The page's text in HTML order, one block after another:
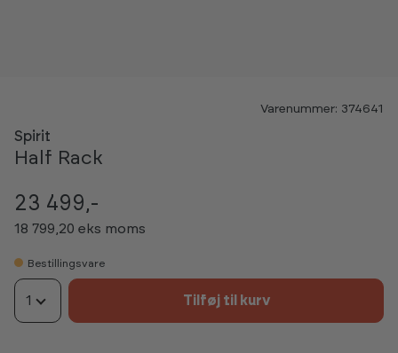
Varenummer: 374641
Spirit
Half Rack
23 499,-
18 799,20 eks moms
Bestillingsvare
1 Tilføj til kurv